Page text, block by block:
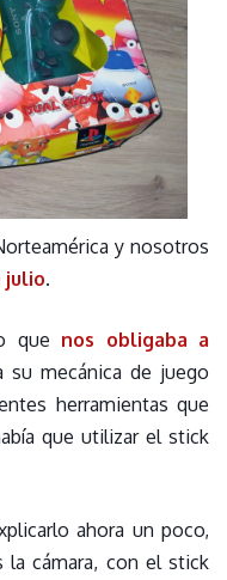
y nosotros
julio.
que nos obligaba a
su mecánica de juego
herramientas que
que utilizar el stick
ahora un poco,
la cámara, con el stick